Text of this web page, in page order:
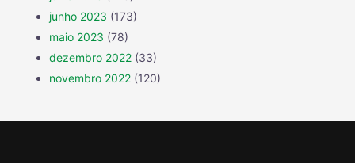
junho 2023 (173)
maio 2023 (78)
dezembro 2022 (33)
novembro 2022 (120)